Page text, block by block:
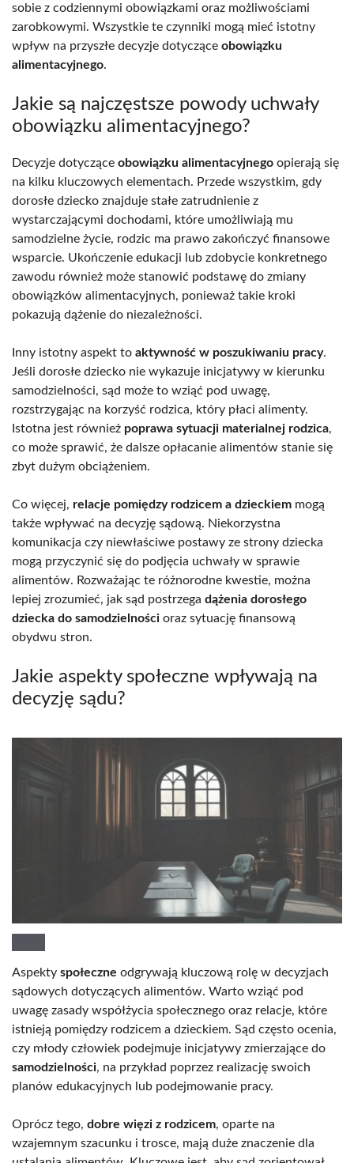
sobie z codziennymi obowiązkami oraz możliwościami
zarobkowymi. Wszystkie te czynniki mogą mieć istotny
wpływ na przyszłe decyzje dotyczące obowiązku
alimentacyjnego.
Jakie są najczęstsze powody uchwały
obowiązku alimentacyjnego?
Decyzje dotyczące obowiązku alimentacyjnego opierają się
na kilku kluczowych elementach. Przede wszystkim, gdy
dorosłe dziecko znajduje stałe zatrudnienie z
wystarczającymi dochodami, które umożliwiają mu
samodzielne życie, rodzic ma prawo zakończyć finansowe
wsparcie. Ukończenie edukacji lub zdobycie konkretnego
zawodu również może stanowić podstawę do zmiany
obowiązków alimentacyjnych, ponieważ takie kroki
pokazują dążenie do niezależności.
Inny istotny aspekt to aktywność w poszukiwaniu pracy.
Jeśli dorosłe dziecko nie wykazuje inicjatywy w kierunku
samodzielności, sąd może to wziąć pod uwagę,
rozstrzygając na korzyść rodzica, który płaci alimenty.
Istotna jest również poprawa sytuacji materialnej rodzica,
co może sprawić, że dalsze opłacanie alimentów stanie się
zbyt dużym obciążeniem.
Co więcej, relacje pomiędzy rodzicem a dzieckiem mogą
także wpływać na decyzję sądową. Niekorzystna
komunikacja czy niewłaściwe postawy ze strony dziecka
mogą przyczynić się do podjęcia uchwały w sprawie
alimentów. Rozważając te różnorodne kwestie, można
lepiej zrozumieć, jak sąd postrzega dążenia dorosłego
dziecka do samodzielności oraz sytuację finansową
obydwu stron.
Jakie aspekty społeczne wpływają na
decyzję sądu?
Aspekty społeczne odgrywają kluczową rolę w decyzjach
sądowych dotyczących alimentów. Warto wziąć pod
uwagę zasady współżycia społecznego oraz relacje, które
istnieją pomiędzy rodzicem a dzieckiem. Sąd często ocenia,
czy młody człowiek podejmuje inicjatywy zmierzające do
samodzielności, na przykład poprzez realizację swoich
planów edukacyjnych lub podejmowanie pracy.
Oprócz tego, dobre więzi z rodzicem, oparte na
wzajemnym szacunku i trosce, mają duże znaczenie dla